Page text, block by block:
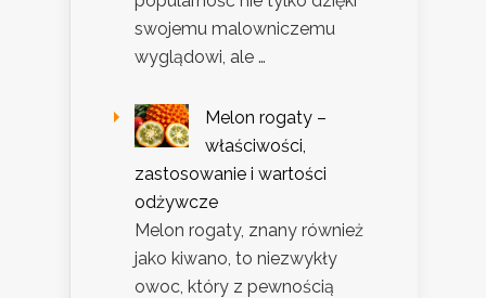
swojemu malowniczemu
wyglądowi, ale …
Melon rogaty –
właściwości,
zastosowanie i wartości
odżywcze
Melon rogaty, znany również
jako kiwano, to niezwykły
owoc, który z pewnością